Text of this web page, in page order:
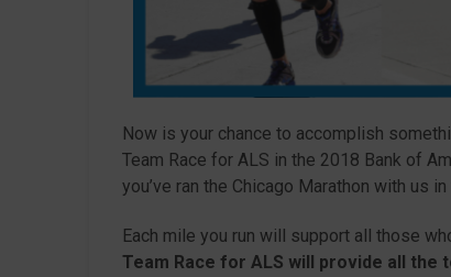
Now is your chance to accomplish
Team Race for ALS in the 2018 Bank of
you’ve ran the Chicago Marathon with us
Each mile you run will support all those
Team Race for ALS will provide all